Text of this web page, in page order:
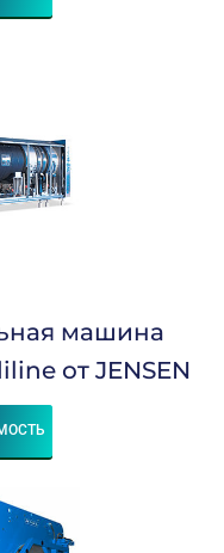
машина
от JENSEN